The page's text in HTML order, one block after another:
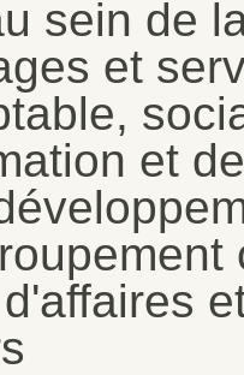
sein de
et
et